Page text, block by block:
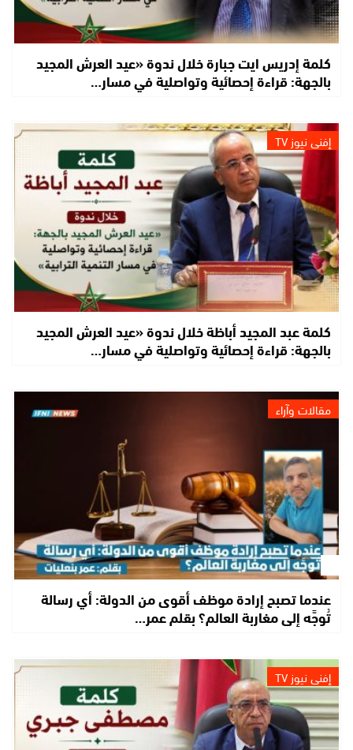
كلمة إدريس ايت جبارة خلال ندوة «عيد العرش المجيد
بالجهة: قراءة إحصائية وتواصلية في مسار…
إفني نيوز TV
كلمة عبد المجيد أباظة خلال ندوة «عيد العرش المجيد
بالجهة: قراءة إحصائية وتواصلية في مسار…
مقالات وآراء
عندما تصبح إرادة موظف أقوى من الدولة: أي رسالة
تُوجَّه إلى مغاربة العالم؟ بقلم عمر…
إفني نيوز TV